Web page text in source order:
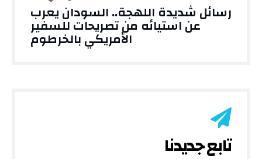
رسائل شديدة اللهجة.. السودان يعرب
عن استيائه من تصريحات للسفير
الأمريكي بالخرطوم